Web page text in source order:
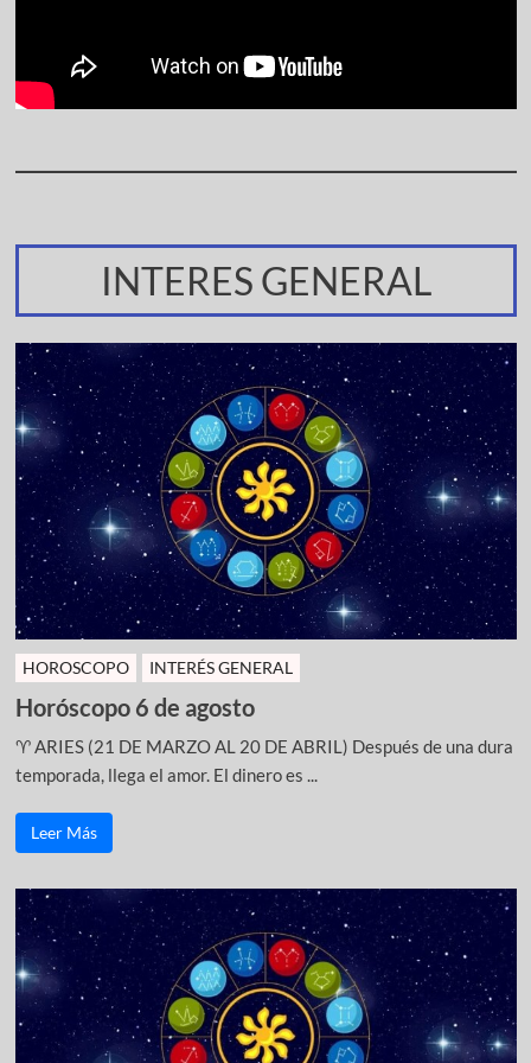
INTERES GENERAL
HOROSCOPO INTERÉS GENERAL
Horóscopo 6 de agosto
♈ ARIES (21 DE MARZO AL 20 DE ABRIL) Después de una dura
temporada, llega el amor. El dinero es ...
Leer Más